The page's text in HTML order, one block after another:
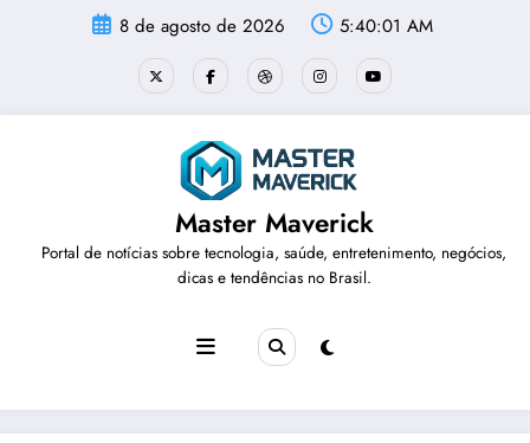
8 de agosto de 2026 5:40:02 AM
Master Maverick
Portal de notícias sobre tecnologia, saúde, entretenimento, negócios,
dicas e tendências no Brasil.